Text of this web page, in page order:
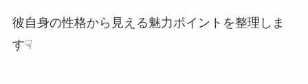
彼自身の性格から見える魅力ポイントを整理しま
す☟